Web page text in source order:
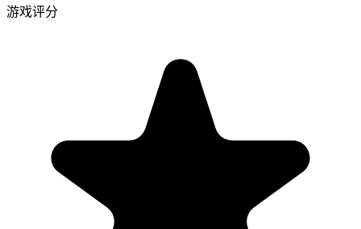
游戏评分